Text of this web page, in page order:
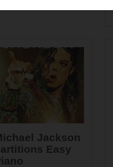
Jackson
Easy